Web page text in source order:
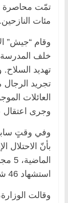
تمّت محاصرة
مئات النازحين.
وقام “جيش”
خلف
تهديد
تجريد
العائلات
وجرى اعتقال
وفي وقتٍ
استشهاد 46 شخصاً وإصابة 110.
وقالت